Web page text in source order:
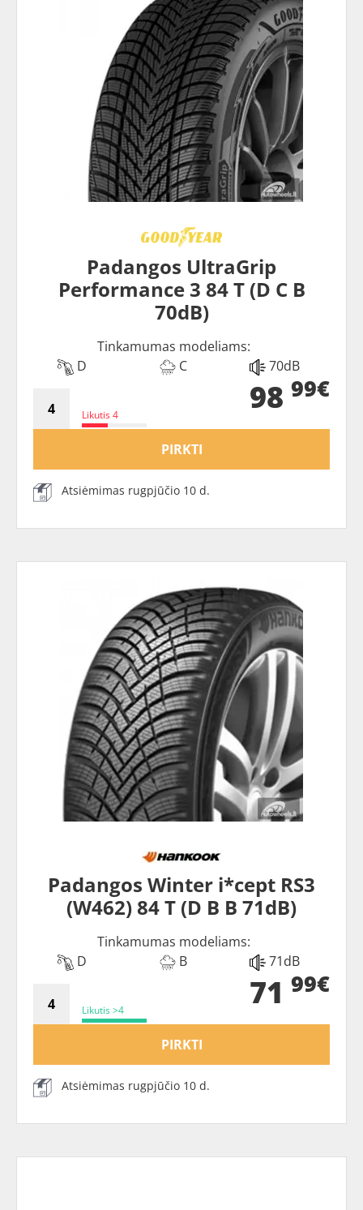
Padangos UltraGrip
Performance 3 84 T (D C B
70dB)
Tinkamumas modeliams:
D
C 70dB
Likutis 4 98 99€
PIRKTI
Atsiėmimas rugpjūčio 10 d.
Padangos Winter i*cept RS3
(W462) 84 T (D B B 71dB)
Tinkamumas modeliams:
D
B 71dB
Likutis >4 71 99€
PIRKTI
Atsiėmimas rugpjūčio 10 d.